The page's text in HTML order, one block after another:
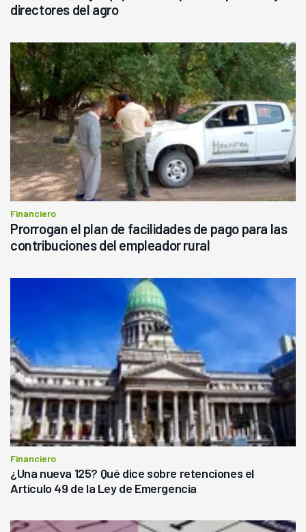
directores del agro
Financiero
Prorrogan el plan de facilidades de pago para las
contribuciones del empleador rural
Financiero
¿Una nueva 125? Qué dice sobre retenciones el
Artículo 49 de la Ley de Emergencia